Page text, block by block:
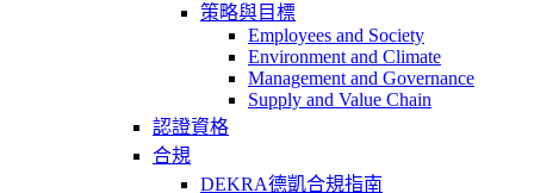
策略與目標
Employees and Society
Environment and Climate
Management and Governance
Supply and Value Chain
認證資格
合規
DEKRA德凱合規指南